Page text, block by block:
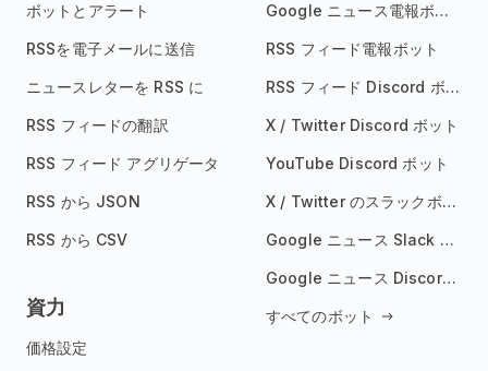
ボットとアラート
RSSを電子メールに送信
ニュースレターを RSS に
RSS フィードの翻訳
RSS フィード アグリゲータ
RSS から JSON
RSS から CSV
資力
価格設定
Google ニュース電報ボット
RSS フィード電報ボット
RSS フィード Discord ボット
X / Twitter Discord ボット
YouTube Discord ボット
X / Twitter のスラックボット
Google ニュース Slack ボット
Google ニュース Discord ボット
すべてのボット